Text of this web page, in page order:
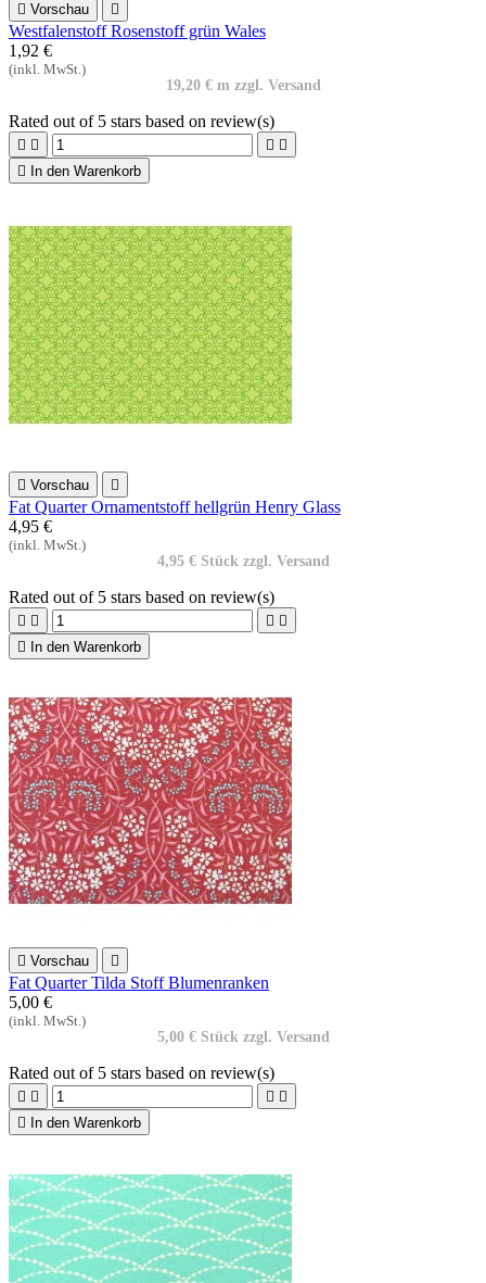
 Vorschau 
Westfalenstoff Rosenstoff grün Wales
1,92 €
(inkl. MwSt.)
19,20 € m zzgl. Versand
Rated out of 5 stars based on review(s)
   

In den Warenkorb
 Vorschau 
Fat Quarter Ornamentstoff hellgrün Henry Glass
4,95 €
(inkl. MwSt.)
4,95 € Stück zzgl. Versand
Rated out of 5 stars based on review(s)
   

In den Warenkorb
 Vorschau 
Fat Quarter Tilda Stoff Blumenranken
5,00 €
(inkl. MwSt.)
5,00 € Stück zzgl. Versand
Rated out of 5 stars based on review(s)
   

In den Warenkorb